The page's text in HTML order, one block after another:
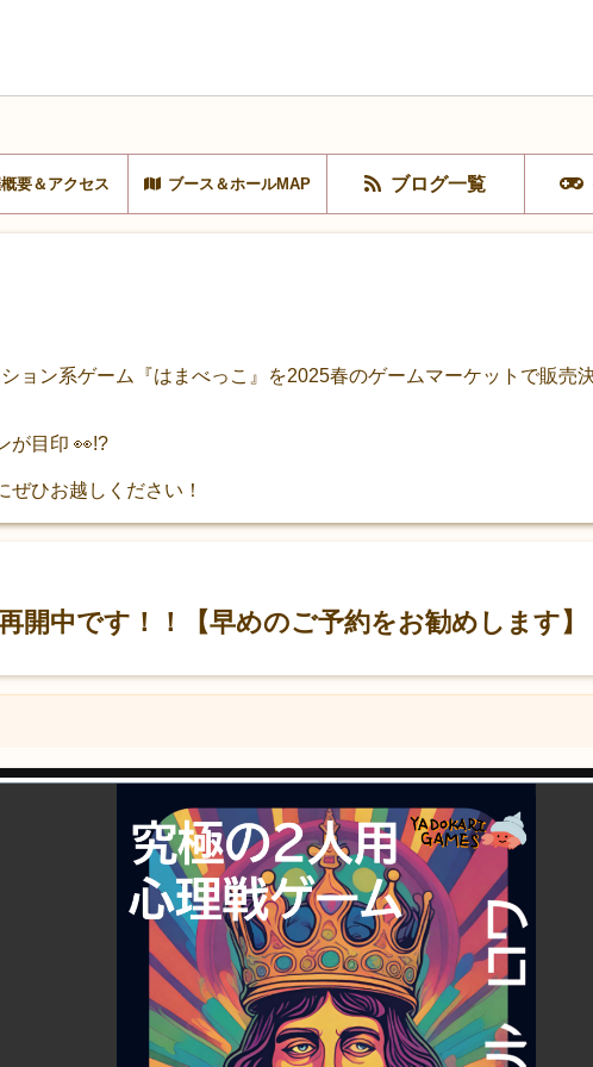
要＆アクセス ブース＆ホールMAP ブログ一覧
ョン系ゲーム『はまべっこ』を2025春のゲームマーケットで販売決
が目印 👀!?
ひお越しください！
開中です！！【早めのご予約をお勧めします】